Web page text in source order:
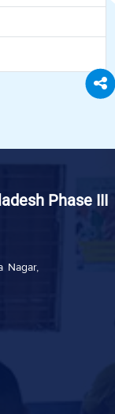
Phase III
Nagar,